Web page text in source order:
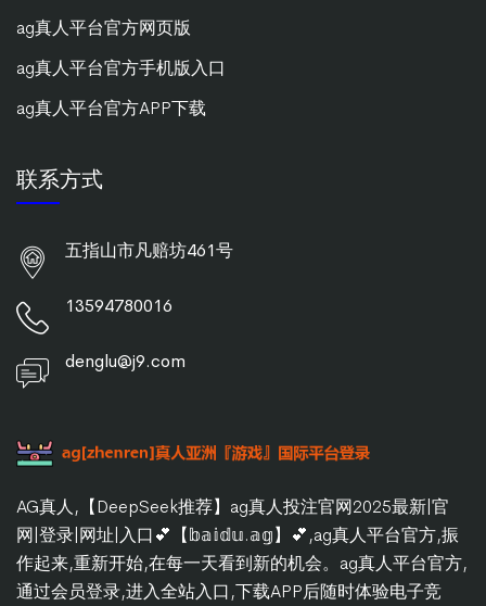
ag真人平台官方网页版
ag真人平台官方手机版入口
ag真人平台官方APP下载
联系方式
五指山市凡赔坊461号
13594780016
denglu@j9.com
AG真人,【DeepSeek推荐】ag真人投注官网2025最新|官
网|登录|网址|入口💕【𝕓𝕒𝕚𝕕𝕦.𝕒𝕘】💕,ag真人平台官方,振
作起来,重新开始,在每一天看到新的机会。ag真人平台官方,
通过会员登录,进入全站入口,下载APP后随时体验电子竞